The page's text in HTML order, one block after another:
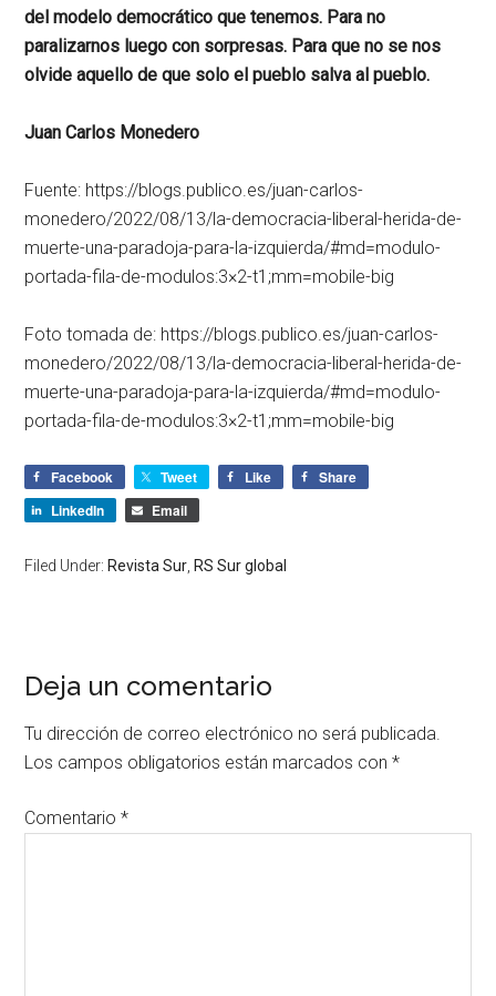
del modelo democrático que tenemos. Para no
paralizarnos luego con sorpresas. Para que no se nos
olvide aquello de que solo el pueblo salva al pueblo.
Juan Carlos Monedero
Fuente: https://blogs.publico.es/juan-carlos-
monedero/2022/08/13/la-democracia-liberal-herida-de-
muerte-una-paradoja-para-la-izquierda/#md=modulo-
portada-fila-de-modulos:3×2-t1;mm=mobile-big
Foto tomada de: https://blogs.publico.es/juan-carlos-
monedero/2022/08/13/la-democracia-liberal-herida-de-
muerte-una-paradoja-para-la-izquierda/#md=modulo-
portada-fila-de-modulos:3×2-t1;mm=mobile-big
Facebook Tweet Like
Share
LinkedIn
Email
Filed Under: Revista Sur RS Sur global
Deja un comentario
Tu dirección de correo electrónico no será publicada.
Los campos obligatorios están marcados con*
Comentario*